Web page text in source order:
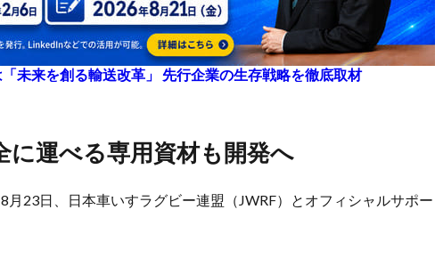
未来を創る輸送改革」 先行企業の生存戦略を徹底取材
に運べる専用資材も開発へ
23日、日本車いすラグビー連盟（JWRF）とオフィシャルサポー